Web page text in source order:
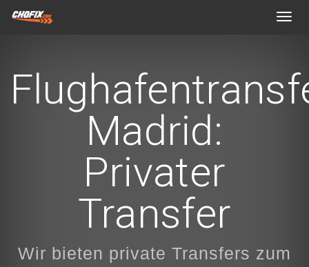
Madrid:
Privater
Transfer
Wir bieten private Transfers zum